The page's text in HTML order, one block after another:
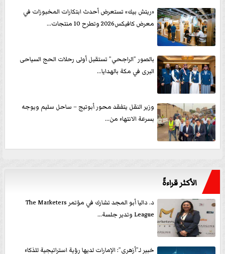
«ريتش بيك» تستعرض أحدث ابتكارات المخبوزات في
معرض كافيكس2026 وتطرح 10 منتجات...
بالصور ”الراجحي” تستقبل أولى رحلات الحج السياحى
البرى في مكة بالهدايا...
وزير النقل يتفقد محور أبوتيج – ساحل سليم ويوجه
بسرعة الانتهاء من...
الأكثر قراءةً
د. داليا أبو المجد تشارك في مؤتمر The Marketers
League وتدير جلسة...
خبير لـ”أزهري”: الإمارات لديها رؤية استراتيجية للذكاء